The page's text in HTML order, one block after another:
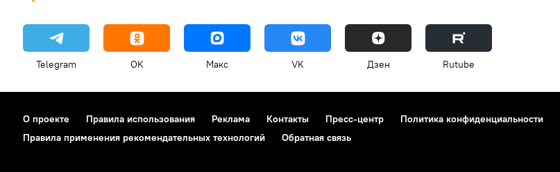
Telegram OK Макс VK Дзен Rutube
О проекте Правила использования Реклама Контакты Пресс-центр Политика конфиденциальности
Правила применения рекомендательных технологий
Обратная связь